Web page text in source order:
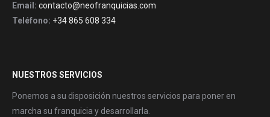
Email: contacto@neofranquicias.com
Teléfono: +34 865 608 334
NUESTROS SERVICIOS
Ponemos a su disposición nuestros servicios para poner en
marcha su franquicia y desarrollarla.